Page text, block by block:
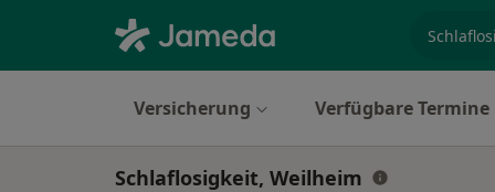
Versicherung Verfügbare Termine
Schlaflosigkeit, Weilheim